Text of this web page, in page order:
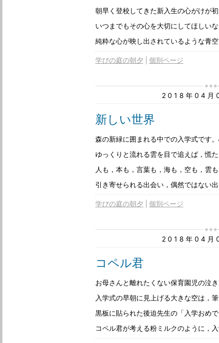
朝早く登校してきた新入生の心がけが
いつまでもその心を大切にしてほしい
純粋な心が映し出されているような青
学びの庭の朝夕 個別ページ
2018年04月
新しい世界
森の新緑に囲まれる中での入学式です
ゆっくりと流れる雲を目で追えば，慌
人も，本も，言葉も，海も，空も，雲
引き寄せられる出会い，偶然ではない
学びの庭の朝夕 個別ページ
2018年04月
コペル君
お母さんと離れたくない保育園児の泣
入学式の早朝に見上げる大きな空は，
黒板に貼られた後迫先生の「入学おめ
コペル君が考える粉ミルクのように，